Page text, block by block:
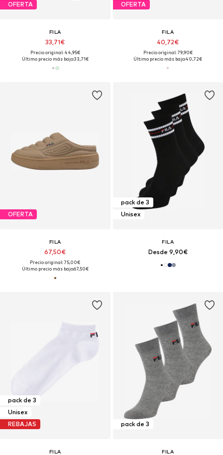
OFERTA
FILA
33,71€
Precio original: 44,95€
Último precio más bajo:33,71€
OFERTA
FILA
40,72€
Precio original: 79,90€
Último precio más bajo:40,72€
OFERTA
FILA
67,50€
Precio original: 75,00€
Último precio más bajo:67,50€
pack de 3
Unisex
FILA
Desde 9,90€
pack de 3
Unisex
REBAJAS
FILA
pack de 3
FILA